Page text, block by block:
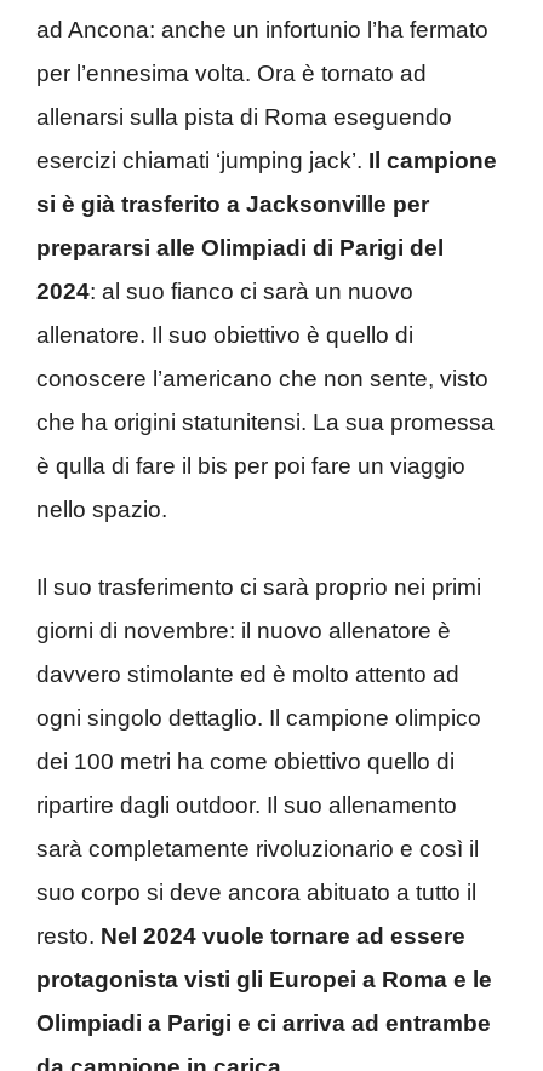
ad Ancona: anche un infortunio l’ha fermato
per l’ennesima volta. Ora è tornato ad
allenarsi sulla pista di Roma eseguendo
esercizi chiamati ‘jumping jack’. Il campione
si è già trasferito a Jacksonville per
prepararsi alle Olimpiadi di Parigi del
2024: al suo fianco ci sarà un nuovo
allenatore. Il suo obiettivo è quello di
conoscere l’americano che non sente, visto
che ha origini statunitensi. La sua promessa
è qulla di fare il bis per poi fare un viaggio
nello spazio.
Il suo trasferimento ci sarà proprio nei primi
giorni di novembre: il nuovo allenatore è
davvero stimolante ed è molto attento ad
ogni singolo dettaglio. Il campione olimpico
dei 100 metri ha come obiettivo quello di
ripartire dagli outdoor. Il suo allenamento
sarà completamente rivoluzionario e così il
suo corpo si deve ancora abituato a tutto il
resto. Nel 2024 vuole tornare ad essere
protagonista visti gli Europei a Roma e le
Olimpiadi a Parigi e ci arriva ad entrambe